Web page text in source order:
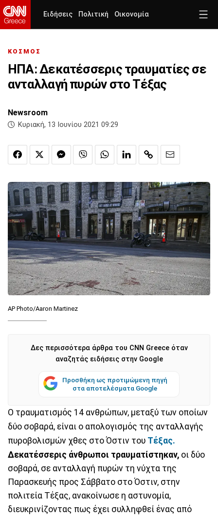
Ειδήσεις Πολιτική Οικονομία
ΚΟΣΜΟΣ
ΗΠΑ: Δεκατέσσερις τραυματίες σε
ανταλλαγή πυρών στο Tέξας
Newsroom
Κυριακή, 13 Ιουνίου 2021 09:29
AP Photo/Aaron Martinez
Δες περισσότερα άρθρα του CNN Greece όταν
αναζητάς ειδήσεις στην Google
Προσθήκη ως προτιμώμενη πηγή
στα αποτελέσματα Google
Ο τραυματισμός 14 ανθρώπων, μεταξύ των οποίων
δύο σοβαρά, είναι ο απολογισμός της ανταλλαγής
πυροβολισμών χθες στο Όστιν του Τέξας.
Δεκατέσσερις άνθρωποι τραυματίστηκαν, οι δύο
σοβαρά, σε ανταλλαγή πυρών τη νύχτα της
Παρασκευής προς Σάββατο στο Όστιν, στην
πολιτεία Τέξας, ανακοίνωσε η αστυνομία,
διευκρινίζοντας πως έχει συλληφθεί ένας από